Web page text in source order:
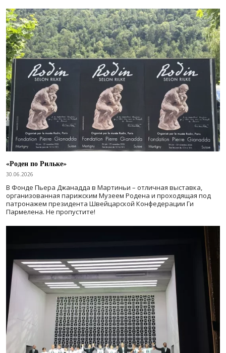
«Роден по Рильке»
30.06.2026
В Фонде Пьера Джанадда в Мартиньи – отличная выставка,
организованная парижским Музеем Родена и проходящая под
патронажем президента Швейцарской Конфедерации Ги
Пармелена. Не пропустите!